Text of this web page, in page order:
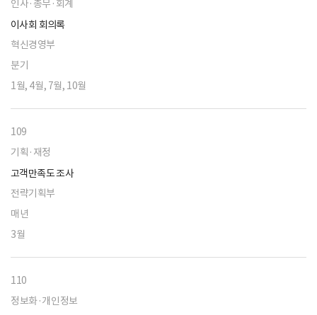
인사·총무·회계
이사회 회의록
혁신경영부
분기
1월, 4월, 7월, 10월
109
기획·재정
고객만족도 조사
전략기획부
매년
3월
110
정보화·개인정보